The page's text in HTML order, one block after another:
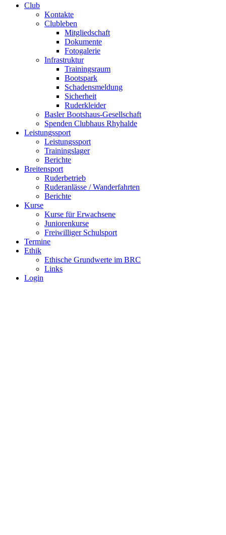
Club
Kontakte
Clubleben
Mitgliedschaft
Dokumente
Fotogalerie
Infrastruktur
Trainingsraum
Bootspark
Schadensmeldung
Sicherheit
Ruderkleider
Basler Bootshaus-Gesellschaft
Spenden Clubhaus Rhyhalde
Leistungssport
Leistungssport
Trainingslager
Berichte
Breitensport
Ruderbetrieb
Ruderanlässe / Wanderfahrten
Berichte
Kurse
Kurse für Erwachsene
Juniorenkurse
Freiwilliger Schulsport
Termine
Ethik
Ethische Grundwerte im BRC
Links
Login